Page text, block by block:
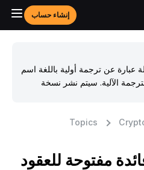
إنشاء حساب
عن ترجمة أولية باللغة اسم
الآلية. سيتم نشر نسخة
Topics
مفتوحة للعقود